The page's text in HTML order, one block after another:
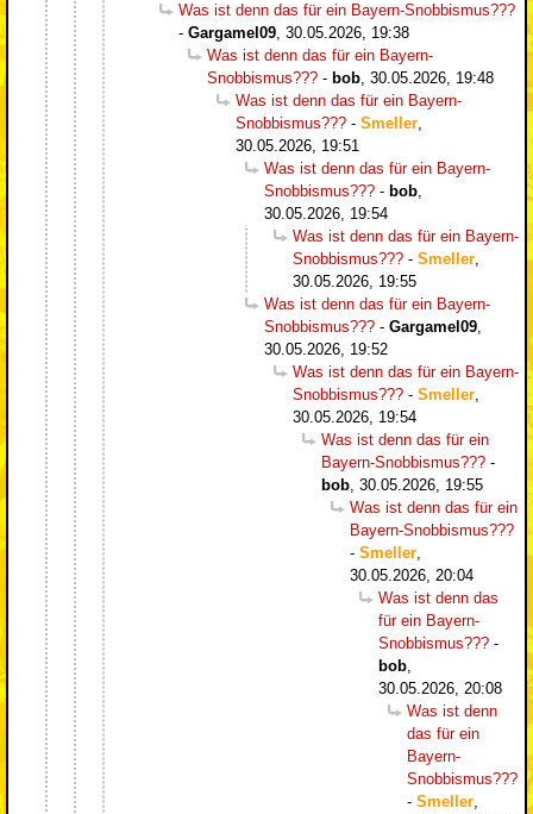
Was ist denn das für ein Bayern-Snobbismus???
- Gargamel09, 30.05.2026, 19:38
Was ist denn das für ein Bayern-
Snobbismus??? - bob, 30.05.2026, 19:48
Was ist denn das für ein Bayern-
Snobbismus??? - Smeller,
30.05.2026, 19:51
Was ist denn das für ein Bayern-
Snobbismus??? - bob,
30.05.2026, 19:54
Was ist denn das für ein Bayern-
Snobbismus??? - Smeller,
30.05.2026, 19:55
Was ist denn das für ein Bayern-
Snobbismus??? - Gargamel09,
30.05.2026, 19:52
Was ist denn das für ein Bayern-
Snobbismus??? - Smeller,
30.05.2026, 19:54
Was ist denn das für ein
Bayern-Snobbismus??? -
bob, 30.05.2026, 19:55
Was ist denn das für ein
Bayern-Snobbismus???
- Smeller,
30.05.2026, 20:04
Was ist denn das
für ein Bayern-
Snobbismus??? -
bob,
30.05.2026, 20:08
Was ist denn
das für ein
Bayern-
Snobbismus???
- Smeller,